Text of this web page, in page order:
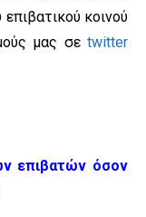
κοινού
μας σε twitter
επιβατών όσον